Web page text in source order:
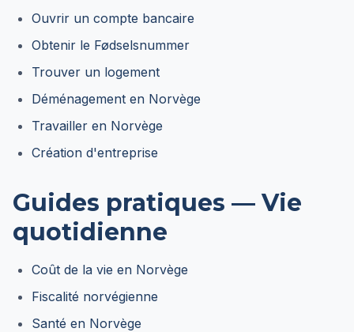
Ouvrir un compte bancaire
Obtenir le Fødselsnummer
Trouver un logement
Déménagement en Norvège
Travailler en Norvège
Création d'entreprise
Guides pratiques — Vie
quotidienne
Coût de la vie en Norvège
Fiscalité norvégienne
Santé en Norvège